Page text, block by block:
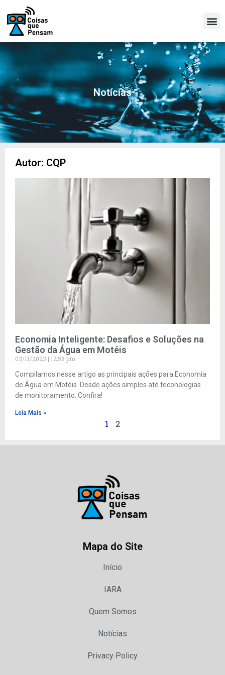
Notícias
Autor: CQP
Economia Inteligente: Desafios e Soluções na
Gestão da Água em Motéis
03/11/2023
12:58 pm
Compilamos nesse artigo as principais ações para Economia
de Água em Motéis. Desde ações simples até teconologias
de monitoramento. Confira!
Leia Mais »
1 2
Mapa do Site
Início
IARA
Quem Somos
Notícias
Privacy Policy